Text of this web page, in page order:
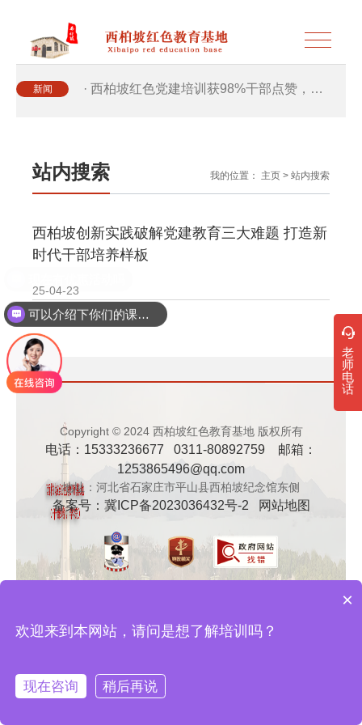
新闻 · 西柏坡红色党建培训获98%干部点赞，…
· 干部培训破解走过场 西柏坡红色教育…
· 2026年干部培训提质增效三大路径，揭…
· 筑牢新时代干部信仰根基 西柏坡3招给…
· 新时代干部培训筑牢理想信念，探秘西…
· 干部培训告别形式主义 3大西柏坡教法…
站内搜索 我的位置： 主页 > 站内搜索
西柏坡创新实践破解党建教育三大难题 打造新
时代干部培养样板
25-04-23
Copyright © 2024 西柏坡红色教育基地 版权所有
电话：15333236677 0311-80892759 邮箱：
1253865496@qq.com
地址：河北省石家庄市平山县西柏坡纪念馆东侧
备案号： 冀ICP备2023036432号-2 网站地图
老
师
电
话
×
欢迎来到本网站，请问是想了解培训吗？
现在咨询
稍后再说
在线咨询